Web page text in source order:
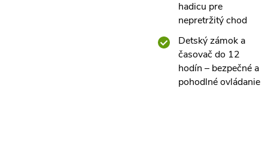
hadicu pre
nepretržitý chod
Detský zámok a
časovač do 12
hodín – bezpečné a
pohodlné ovládanie